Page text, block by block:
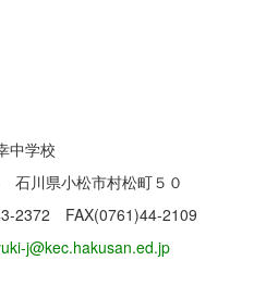
中学校
石川県小松市村松町５０
2372 FAX(0761)44-2109
j@kec.hakusan.ed.jp